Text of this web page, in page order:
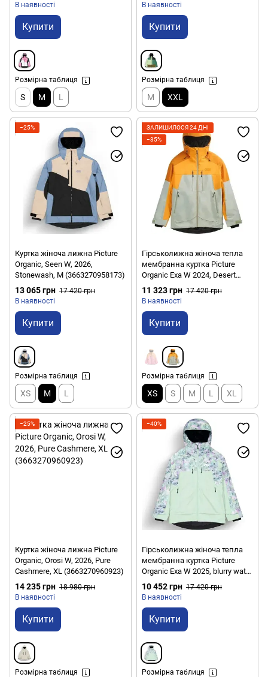
В наявності
Купити
Розмірна таблиця
S M L
В наявності
Купити
Розмірна таблиця
M XXL
−25%
Куртка жіноча лижна Picture
Organic, Seen W, 2026,
Stonewash, M (3663270958173)
13 065 грн 17 420 грн
В наявності
Купити
Розмірна таблиця
XS M L
ЗАЛИШИЛОСЯ 24 ДНІ
−35%
Гірськолижна жіноча тепла
мембранна куртка Picture
Organic Exa W 2024, Desert
Sage, XS (PO WVT315D-DS-XS)
11 323 грн 17 420 грн
В наявності
Купити
Розмірна таблиця
XS S M L XL
−25%
Куртка жіноча лижна Picture
Organic, Orosi W, 2026, Pure
Cashmere, XL (3663270960923)
14 235 грн 18 980 грн
В наявності
Купити
Розмірна таблиця
−40%
Гірськолижна жіноча тепла
мембранна куртка Picture
Organic Exa W 2025, blurry water
print, S (3663270864320)
10 452 грн 17 420 грн
В наявності
Купити
Розмірна таблиця